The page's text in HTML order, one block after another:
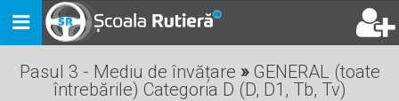
Toggle
navigation
Pasul 3 - Mediu de învățare »GENERAL (toate
întrebările) Categoria D (D, D1, Tb, Tv)